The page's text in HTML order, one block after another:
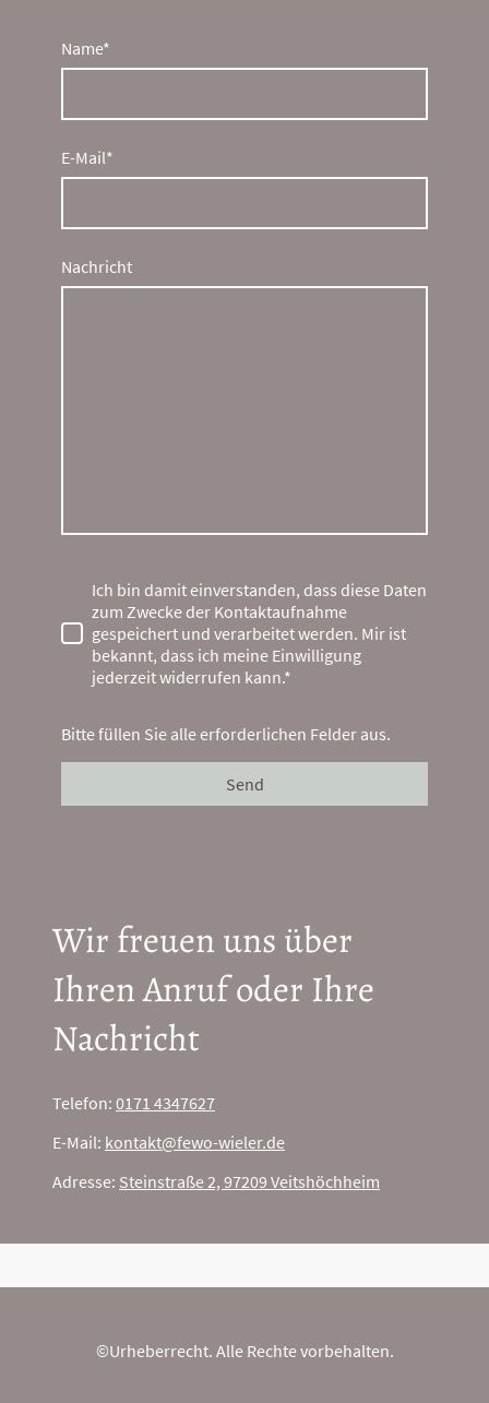
Name*
E-Mail*
Nachricht
Ich bin damit einverstanden, dass diese Daten
zum Zwecke der Kontaktaufnahme
gespeichert und verarbeitet werden. Mir ist
bekannt, dass ich meine Einwilligung
jederzeit widerrufen kann.*
Bitte füllen Sie alle erforderlichen Felder aus.
Send
Wir freuen uns über
Ihren Anruf oder Ihre
Nachricht
Telefon: 0171 4347627
E-Mail: kontakt@fewo-wieler.de
Adresse: Steinstraße 2, 97209 Veitshöchheim
©Urheberrecht. Alle Rechte vorbehalten.